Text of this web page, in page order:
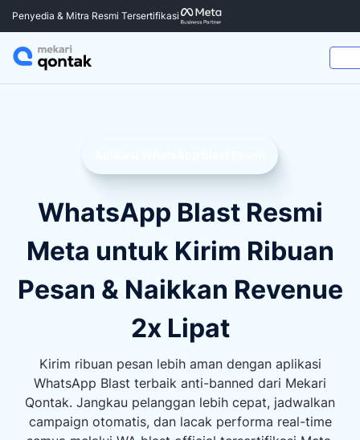
Penyedia & Mitra Resmi Tersertifikasi
WhatsApp Blast Resmi
Meta untuk Kirim Ribuan
Pesan & Naikkan Revenue
2x Lipat
Kirim ribuan pesan lebih aman dengan aplikasi
WhatsApp Blast terbaik anti-banned dari Mekari
Qontak. Jangkau pelanggan lebih cepat, jadwalkan
campaign otomatis, dan lacak performa real-time